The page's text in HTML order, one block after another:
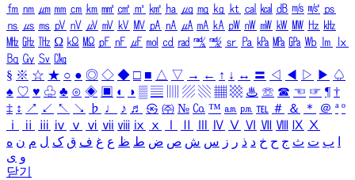
㎙ ㎚ ㎛ ㎜ ㎝ ㎞ ㎟ ㎠ ㎡ ㎢ ㏊ ㎍ ㎎ ㎏ ㏏ ㎈ ㎉ ㏈ ㎧ ㎨ ㎰
㎱ ㎲ ㎳ ㎴ ㎵ ㎶ ㎷ ㎸ ㎹ ㎀ ㎁ ㎂ ㎃ ㎄ ㎺ ㎻ ㎽ ㎾ ㎿ ㎐ ㎑
㎒ ㎓ ㎔ Ω ㏀ ㏁ ㎊ ㎋ ㎌ ㏖ ㏅ ㎭ ㎮ ㎯ ㏛ ㎩ ㎪ ㎫ ㎬ ㏝ ㏐
㏓
㏃ ㏉ ㏜ ㏆
§ ※ ☆ ★ ○ ● ◎ ◇ ◆ □ ■ △ ▽ → ← ↑ ↓ ↔ 〓 ◁ ◀ ▷ ▶ ♤
♠ ♡ ♥ ♧ ♣ ⊙ ◈ ▣ ◐ ◑ ▒ ▤ ▨ ▧ ▦ ▩ ♨ ☏ ☎ ☜ ☞ ¶ †
‡ ↕ ↗ ↙ ↖ ↘ ♭ ♩ ♪ ♬ ㉿ ㈜ № ㏇ ™ ㏂ ㏘ ℡ ＃ ＆ ＊ ＠ ª º
ⅰ
ⅱ ⅲ ⅳ ⅴ ⅵ ⅶ ⅷ ⅸ ⅹ Ⅳ Ⅴ Ⅵ Ⅶ Ⅷ Ⅸ Ⅹ
ب ت ث ج ح خ د ذ ر ز س ش ص ض ط ظ ع غ ف ق ک ل م ن ه
و ی
닫기